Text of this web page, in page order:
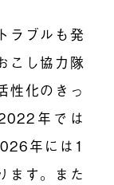
ラブルも発
こし協力隊
性化のきっ
年では
年には1
ます。また